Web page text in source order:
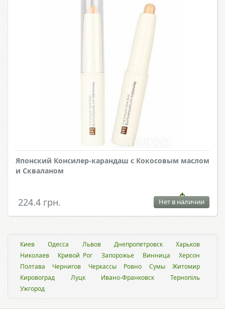
Японский Консилер-карандаш с Кокосовым маслом
и Скваланом
224.4 грн. Нет в наличии
Киев Одесса Львов Днепропетровск
Харьков
Николаев
Кривой Рог Запорожье Винница
Херсон
Полтава
Чернигов Черкассы Ровно Сумы
Житомир
Кировоград
Луцк Ивано-Франковск
Тернопіль
Ужгород